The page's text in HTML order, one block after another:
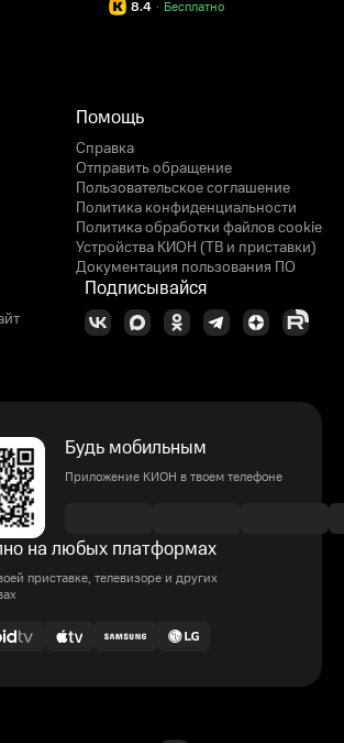
8.4 Бесплатно
·
Помощь
Справка
Отправить обращение
Пользовательское соглашение
Политика конфиденциальности
Политика обработки файлов cookie
Устройства КИОН (ТВ и приставки)
Документация пользования ПО
Подписывайся
Будь мобильным
Приложение КИОН в твоем телефоне
на любых платформах
приставке, телевизоре и других